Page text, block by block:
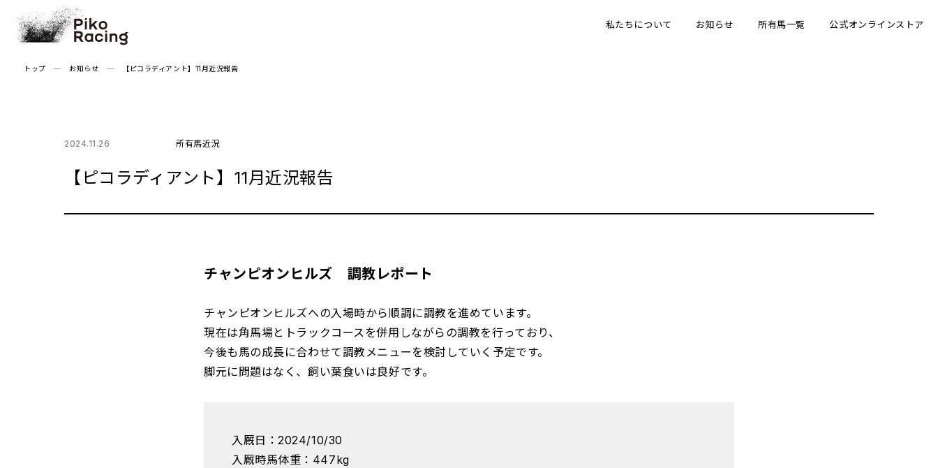
私たちについて お知らせ 所有馬一覧 公式オンラインストア
トップ お知らせ 【ピコラディアント】11月近況報告
2024.11.26 所有馬近況
【ピコラディアント】11月近況報告
チャンピオンヒルズ 調教レポート
チャンピオンヒルズへの入場時から順調に調教を進めています。
現在は角馬場とトラックコースを併用しながらの調教を行っており、
今後も馬の成長に合わせて調教メニューを検討していく予定です。
脚元に問題はなく、飼い葉食いは良好です。
入厩日：2024/10/30
入厩時馬体重：447kg